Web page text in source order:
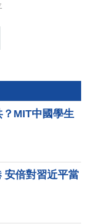
MIT中國學生
安倍對習近平當